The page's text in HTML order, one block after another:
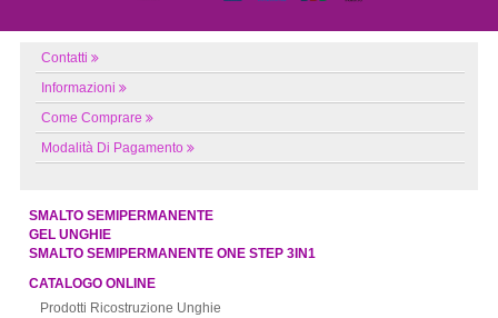
Contatti
Informazioni
Come Comprare
Modalità Di Pagamento
SMALTO SEMIPERMANENTE
GEL UNGHIE
SMALTO SEMIPERMANENTE ONE STEP 3IN1
CATALOGO ONLINE
Prodotti Ricostruzione Unghie